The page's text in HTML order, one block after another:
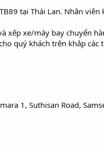
tại Thái Lan. Nhân viên
xếp xe/máy bay chuyển
quý khách trên khắp các
1, Suthisan Road,